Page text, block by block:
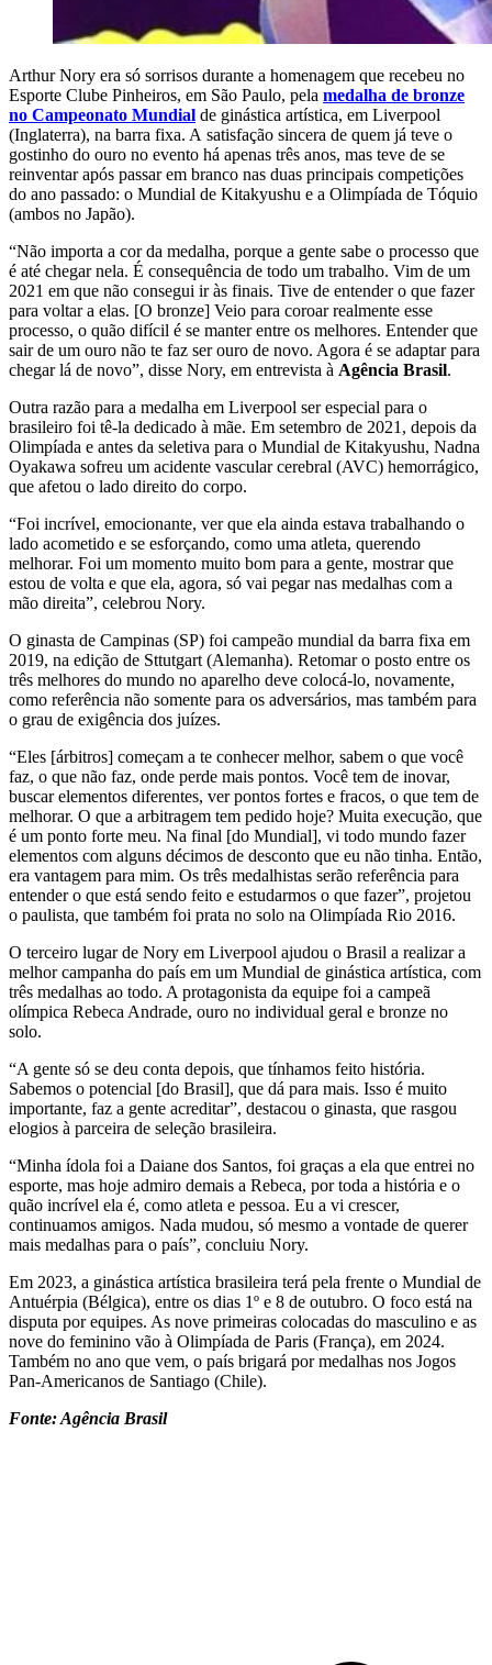
Arthur Nory era só sorrisos durante a homenagem que recebeu no
Esporte Clube Pinheiros, em São Paulo, pela medalha de bronze
no Campeonato Mundial de ginástica artística, em Liverpool
(Inglaterra), na barra fixa. A satisfação sincera de quem já teve o
gostinho do ouro no evento há apenas três anos, mas teve de se
reinventar após passar em branco nas duas principais competições
do ano passado: o Mundial de Kitakyushu e a Olimpíada de Tóquio
(ambos no Japão).
“Não importa a cor da medalha, porque a gente sabe o processo que
é até chegar nela. É consequência de todo um trabalho. Vim de um
2021 em que não consegui ir às finais. Tive de entender o que fazer
para voltar a elas. [O bronze] Veio para coroar realmente esse
processo, o quão difícil é se manter entre os melhores. Entender que
sair de um ouro não te faz ser ouro de novo. Agora é se adaptar para
chegar lá de novo”, disse Nory, em entrevista à Agência Brasil.
Outra razão para a medalha em Liverpool ser especial para o
brasileiro foi tê-la dedicado à mãe. Em setembro de 2021, depois da
Olimpíada e antes da seletiva para o Mundial de Kitakyushu, Nadna
Oyakawa sofreu um acidente vascular cerebral (AVC) hemorrágico,
que afetou o lado direito do corpo.
“Foi incrível, emocionante, ver que ela ainda estava trabalhando o
lado acometido e se esforçando, como uma atleta, querendo
melhorar. Foi um momento muito bom para a gente, mostrar que
estou de volta e que ela, agora, só vai pegar nas medalhas com a
mão direita”, celebrou Nory.
O ginasta de Campinas (SP) foi campeão mundial da barra fixa em
2019, na edição de Sttutgart (Alemanha). Retomar o posto entre os
três melhores do mundo no aparelho deve colocá-lo, novamente,
como referência não somente para os adversários, mas também para
o grau de exigência dos juízes.
“Eles [árbitros] começam a te conhecer melhor, sabem o que você
faz, o que não faz, onde perde mais pontos. Você tem de inovar,
buscar elementos diferentes, ver pontos fortes e fracos, o que tem de
melhorar. O que a arbitragem tem pedido hoje? Muita execução, que
é um ponto forte meu. Na final [do Mundial], vi todo mundo fazer
elementos com alguns décimos de desconto que eu não tinha. Então,
era vantagem para mim. Os três medalhistas serão referência para
entender o que está sendo feito e estudarmos o que fazer”, projetou
o paulista, que também foi prata no solo na Olimpíada Rio 2016.
O terceiro lugar de Nory em Liverpool ajudou o Brasil a realizar a
melhor campanha do país em um Mundial de ginástica artística, com
três medalhas ao todo. A protagonista da equipe foi a campeã
olímpica Rebeca Andrade, ouro no individual geral e bronze no
solo.
“A gente só se deu conta depois, que tínhamos feito história.
Sabemos o potencial [do Brasil], que dá para mais. Isso é muito
importante, faz a gente acreditar”, destacou o ginasta, que rasgou
elogios à parceira de seleção brasileira.
“Minha ídola foi a Daiane dos Santos, foi graças a ela que entrei no
esporte, mas hoje admiro demais a Rebeca, por toda a história e o
quão incrível ela é, como atleta e pessoa. Eu a vi crescer,
continuamos amigos. Nada mudou, só mesmo a vontade de querer
mais medalhas para o país”, concluiu Nory.
Em 2023, a ginástica artística brasileira terá pela frente o Mundial de
Antuérpia (Bélgica), entre os dias 1º e 8 de outubro. O foco está na
disputa por equipes. As nove primeiras colocadas do masculino e as
nove do feminino vão à Olimpíada de Paris (França), em 2024.
Também no ano que vem, o país brigará por medalhas nos Jogos
Pan-Americanos de Santiago (Chile).
Fonte: Agência Brasil